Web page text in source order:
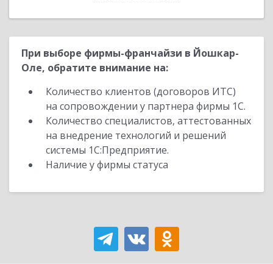
При выборе фирмы-франчайзи в Йошкар-
Оле, обратите внимание на:
Количество клиентов (договоров ИТС)
на сопровождении у партнера фирмы 1С.
Количество специалистов, аттестованных
на внедрение технологий и решений
системы 1С:Предприятие.
Наличие у фирмы статуса